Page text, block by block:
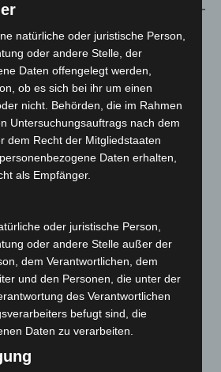
natürliche oder juristische Person,
oder andere Stelle, der
Daten offengelegt werden,
ob es sich bei ihr um einen
nicht. Behörden, die im Rahmen
Untersuchungsauftrags nach dem
dem Recht der Mitgliedstaaten
Daten erhalten,
als Empfänger.
oder juristische Person,
oder andere Stelle außer der
dem Verantwortlichen, dem
und den Personen, die unter der
des Verantwortlichen
befugt sind, die
Daten zu verarbeiten.